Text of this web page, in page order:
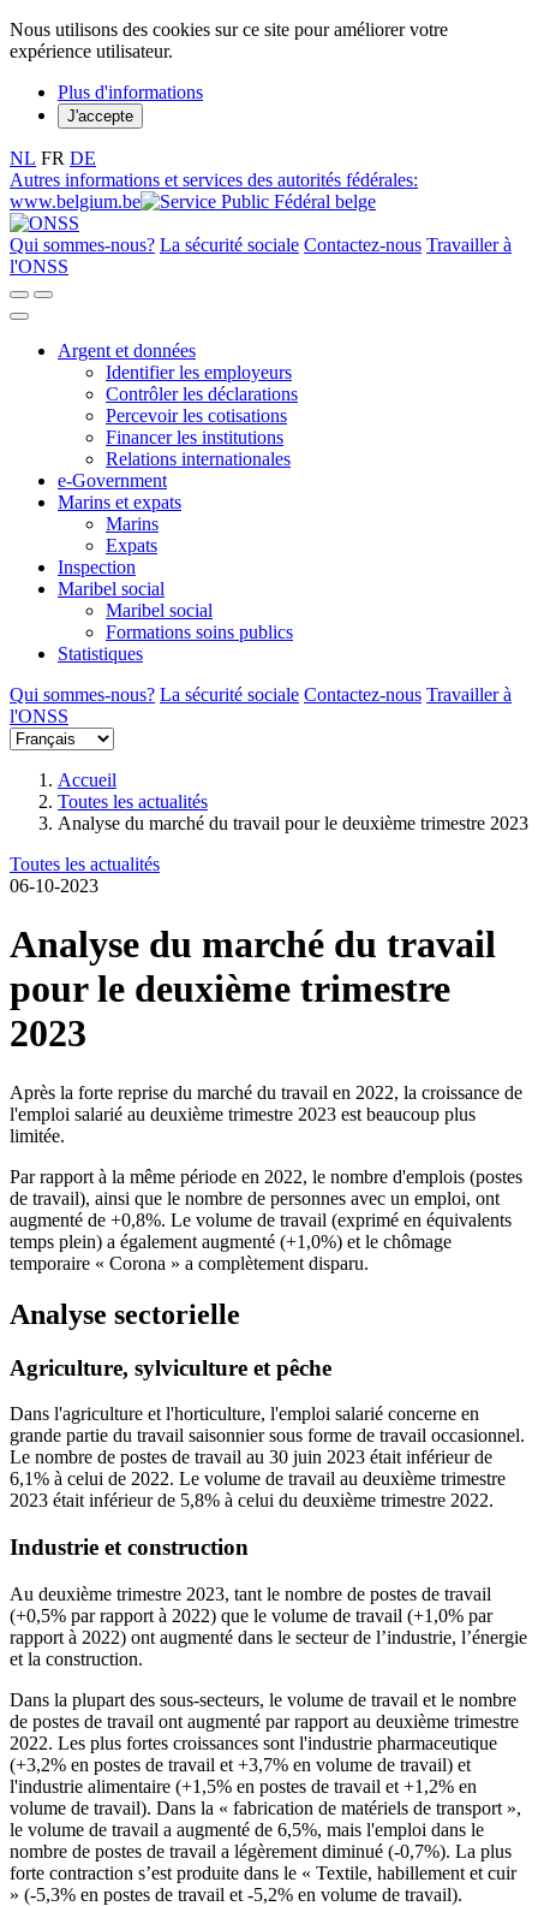
Nous utilisons des cookies sur ce site pour améliorer votre
expérience utilisateur.
Plus d'informations
J'accepte
NL FR DE
Autres informations et services des autorités fédérales:
www.belgium.be
Qui sommes-nous? La sécurité sociale Contactez-nous Travailler à
l'ONSS
Argent et données
Identifier les employeurs
Contrôler les déclarations
Percevoir les cotisations
Financer les institutions
Relations internationales
e-Government
Marins et expats
Marins
Expats
Inspection
Maribel social
Maribel social
Formations soins publics
Statistiques
Qui sommes-nous? La sécurité sociale Contactez-nous Travailler à
l'ONSS
Accueil
Toutes les actualités
Analyse du marché du travail pour le deuxième trimestre 2023
Toutes les actualités
06-10-2023
Analyse du marché du travail
pour le deuxième trimestre
2023
Après la forte reprise du marché du travail en 2022, la croissance de
l'emploi salarié au deuxième trimestre 2023 est beaucoup plus
limitée.
Par rapport à la même période en 2022, le nombre d'emplois (postes
de travail), ainsi que le nombre de personnes avec un emploi, ont
augmenté de +0,8%. Le volume de travail (exprimé en équivalents
temps plein) a également augmenté (+1,0%) et le chômage
temporaire « Corona » a complètement disparu.
Analyse sectorielle
Agriculture, sylviculture et pêche
Dans l'agriculture et l'horticulture, l'emploi salarié concerne en
grande partie du travail saisonnier sous forme de travail occasionnel.
Le nombre de postes de travail au 30 juin 2023 était inférieur de
6,1% à celui de 2022. Le volume de travail au deuxième trimestre
2023 était inférieur de 5,8% à celui du deuxième trimestre 2022.
Industrie et construction
Au deuxième trimestre 2023, tant le nombre de postes de travail
(+0,5% par rapport à 2022) que le volume de travail (+1,0% par
rapport à 2022) ont augmenté dans le secteur de l’industrie, l’énergie
et la construction.
Dans la plupart des sous-secteurs, le volume de travail et le nombre
de postes de travail ont augmenté par rapport au deuxième trimestre
2022. Les plus fortes croissances sont l'industrie pharmaceutique
(+3,2% en postes de travail et +3,7% en volume de travail) et
l'industrie alimentaire (+1,5% en postes de travail et +1,2% en
volume de travail). Dans la « fabrication de matériels de transport »,
le volume de travail a augmenté de 6,5%, mais l'emploi dans le
nombre de postes de travail a légèrement diminué (-0,7%). La plus
forte contraction s’est produite dans le « Textile, habillement et cuir
» (-5,3% en postes de travail et -5,2% en volume de travail).